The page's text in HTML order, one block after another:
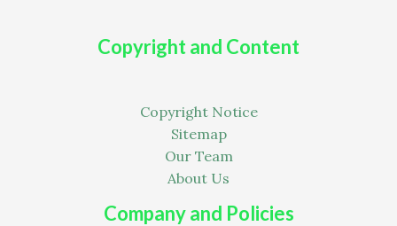
Copyright and Content
Copyright Notice
Sitemap
Our Team
About Us
Company and Policies